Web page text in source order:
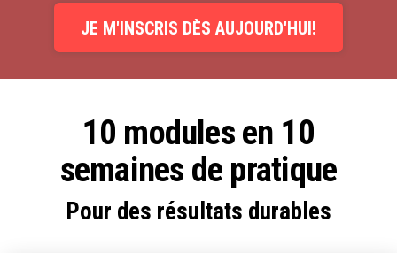
JE M'INSCRIS DÈS AUJOURD'HUI!
10 modules en 10
semaines de pratique
Pour des résultats durables